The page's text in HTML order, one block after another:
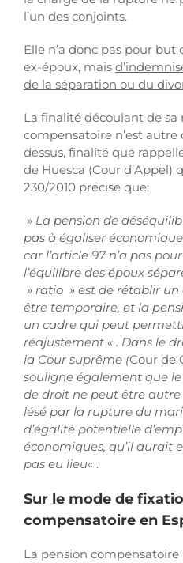
l’un des conjoints.
Elle n’a donc pas pour but
ex-époux, mais
de la séparation ou du
La finalité découlant de sa
compensatoire n’est
dessus, finalité que
de Huesca (Cour d’Appel)
230/2010 précise que:
» La pension de
pas à égaliser
car l’article 97 n’a pas
l’équilibre des époux
» ratio » est de rétablir
être temporaire, et la
un cadre qui peut
réajustement « . Dans le
la Cour suprême (Cour de
souligne également que
de droit ne peut être
lésé par la rupture du
d’égalité potentielle
économiques, qu’il aurait
pas eu lieu« .
Sur le mode de
compensatoire en
La pension